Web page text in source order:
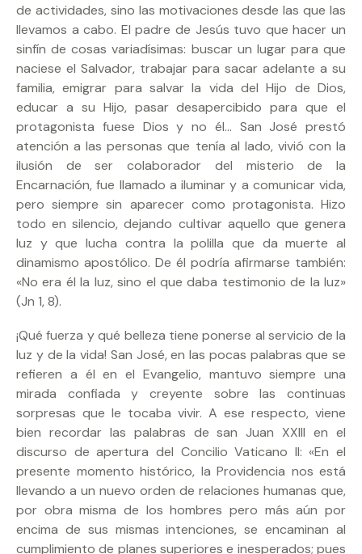
de actividades, sino las motivaciones desde las que las
llevamos a cabo. El padre de Jesús tuvo que hacer un
sinfín de cosas variadísimas: buscar un lugar para que
naciese el Salvador, trabajar para sacar adelante a su
familia, emigrar para salvar la vida del Hijo de Dios,
educar a su Hijo, pasar desapercibido para que el
protagonista fuese Dios y no él… San José prestó
atención a las personas que tenía al lado, vivió con la
ilusión de ser colaborador del misterio de la
Encarnación, fue llamado a iluminar y a comunicar vida,
pero siempre sin aparecer como protagonista. Hizo
todo en silencio, dejando cultivar aquello que genera
luz y que lucha contra la polilla que da muerte al
dinamismo apostólico. De él podría afirmarse también:
«No era él la luz, sino el que daba testimonio de la luz»
(Jn 1, 8).
¡Qué fuerza y qué belleza tiene ponerse al servicio de la
luz y de la vida! San José, en las pocas palabras que se
refieren a él en el Evangelio, mantuvo siempre una
mirada confiada y creyente sobre las continuas
sorpresas que le tocaba vivir. A ese respecto, viene
bien recordar las palabras de san Juan XXIII en el
discurso de apertura del Concilio Vaticano II: «En el
presente momento histórico, la Providencia nos está
llevando a un nuevo orden de relaciones humanas que,
por obra misma de los hombres pero más aún por
encima de sus mismas intenciones, se encaminan al
cumplimiento de planes superiores e inesperados; pues